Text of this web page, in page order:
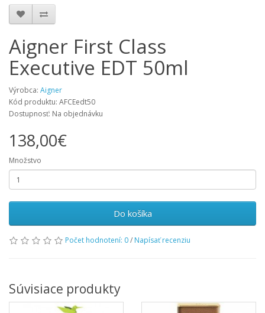
Aigner First Class
Executive EDT 50ml
Výrobca: Aigner
Kód produktu: AFCEedt50
Dostupnosť: Na objednávku
138,00€
Množstvo
Do košíka
Počet hodnotení: 0/ Napísať recenziu
Súvisiace produkty